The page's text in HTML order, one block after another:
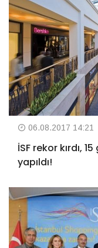
06.08.2017 14:21
İSF rekor kırdı,
yapıldı!